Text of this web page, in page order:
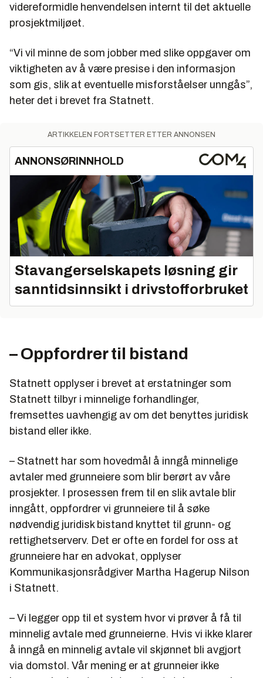
videreformidle henvendelsen internt til det aktuelle
prosjektmiljøet.
“Vi vil minne de som jobber med slike oppgaver om
viktigheten av å være presise i den informasjon
som gis, slik at eventuelle misforståelser unngås”,
heter det i brevet fra Statnett.
ARTIKKELEN FORTSETTER ETTER ANNONSEN
ANNONSØRINNHOLD
Stavangerselskapets løsning gir
sanntidsinnsikt i drivstofforbruket
– Oppfordrer til bistand
Statnett opplyser i brevet at erstatninger som
Statnett tilbyr i minnelige forhandlinger,
fremsettes uavhengig av om det benyttes juridisk
bistand eller ikke.
– Statnett har som hovedmål å inngå minnelige
avtaler med grunneiere som blir berørt av våre
prosjekter. I prosessen frem til en slik avtale blir
inngått, oppfordrer vi grunneiere til å søke
nødvendig juridisk bistand knyttet til grunn- og
rettighetserverv. Det er ofte en fordel for oss at
grunneiere har en advokat, opplyser
Kommunikasjonsrådgiver Martha Hagerup Nilson
i Statnett.
– Vi legger opp til et system hvor vi prøver å få til
minnelig avtale med grunneierne. Hvis vi ikke klarer
å inngå en minnelig avtale vil skjønnet bli avgjort
via domstol. Vår mening er at grunneier ikke